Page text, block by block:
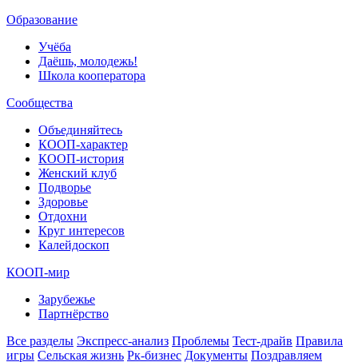
Образование
Учёба
Даёшь, молодежь!
Школа кооператора
Сообщества
Объединяйтесь
КООП-характер
КООП-история
Женский клуб
Подворье
Здоровье
Отдохни
Круг интересов
Калейдоскоп
КООП-мир
Зарубежье
Партнёрство
Все разделы Экспресс-анализ Проблемы Тест-драйв Правила
игры Сельская жизнь Рк-бизнес Документы Поздравляем